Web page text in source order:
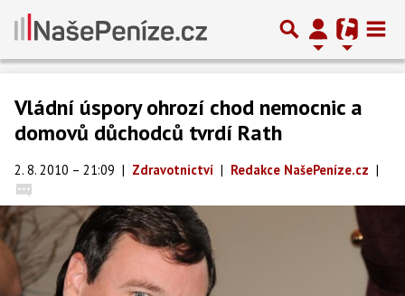
Vládní úspory ohrozí chod nemocnic a
domovů důchodců tvrdí Rath
2. 8. 2010 – 21:09 | Zdravotnictví | Redakce NašePeníze.cz |